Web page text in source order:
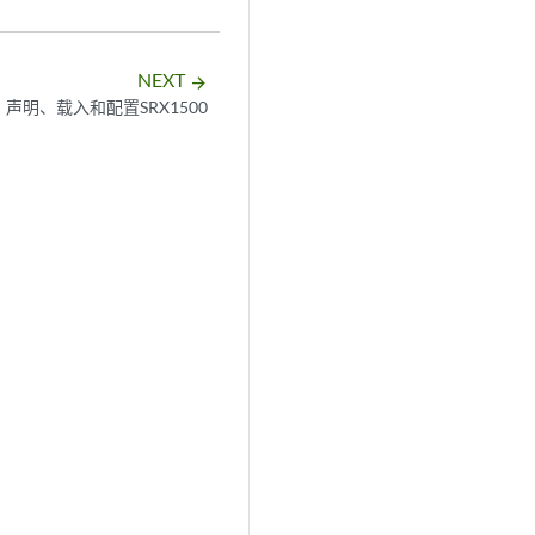
NEXT arrow_forward
声明、载入和配置SRX1500